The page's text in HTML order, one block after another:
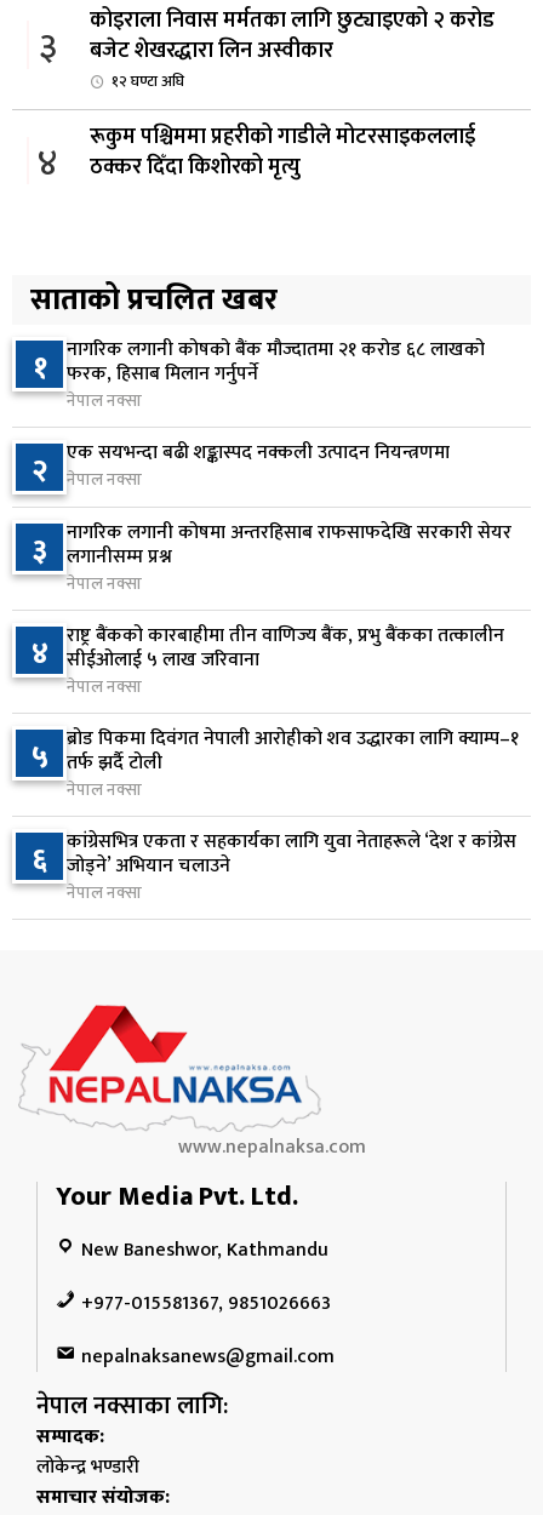
३
कोइराला निवास मर्मतका लागि छुट्याइएको २ करोड
बजेट शेखरद्धारा लिन अस्वीकार
१२ घण्टा अघि
४
रूकुम पश्चिममा प्रहरीको गाडीले मोटरसाइकललाई
ठक्कर दिँदा किशोरको मृत्यु
५
प्रस्तुत हुने
१३ घण्टा अघि
६
आज बस्ने भनिएको राष्ट्रिय सभाको बैठक बुधबारका लागि
सर्‍यो
१३ घण्टा अघि
७
वीरगञ्जमा ट्यांकरको सिल खोलेर तेल निकाल्ने सात जना
रंगेहात पक्राउ
१३ घण्टा अघि
८
जन्मसिद्ध नागरिकता कडा बनाउने ट्रम्पको नयाँ प्रयास, दुई
कार्यकारी आदेश जारी
१४ घण्टा अघि
९ राप्रपाको निर्णय: बागमती प्रदेश सरकारमा सहभागी नहुने
१४ घण्टा अघि
१०
२५० रुपैयाँको सामान किन्दा कञ्चनपुरका उपभोक्ताले
जिते १० लाख
१४ घण्टा अघि
साताको प्रचलित खबर
१ नागरिक लगानी कोषको बैंक मौज्दातमा २१ करोड ६८ लाखको
फरक, हिसाब मिलान गर्नुपर्ने
नेपाल नक्सा
२ एक सयभन्दा बढी शङ्कास्पद नक्कली उत्पादन नियन्त्रणमा
नेपाल नक्सा
३ नागरिक लगानी कोषमा अन्तरहिसाब राफसाफदेखि सरकारी सेयर
लगानीसम्म प्रश्न
नेपाल नक्सा
४ राष्ट्र बैंकको कारबाहीमा तीन वाणिज्य बैंक, प्रभु बैंकका तत्कालीन
सीईओलाई ५ लाख जरिवाना
नेपाल नक्सा
५ ब्रोड पिकमा दिवंगत नेपाली आरोहीको शव उद्धारका लागि क्याम्प–१
तर्फ झर्दै टोली
नेपाल नक्सा
६ कांग्रेसभित्र एकता र सहकार्यका लागि युवा नेताहरूले ‘देश र कांग्रेस
जोड्ने’ अभियान चलाउने
नेपाल नक्सा
www.nepalnaksa.com
Your Media Pvt. Ltd.
New Baneshwor, Kathmandu
+977-015581367, 9851026663
nepalnaksanews@gmail.com
नेपाल नक्साका लागि:
सम्पादक:
लोकेन्द्र भण्डारी
समाचार संयोजक: